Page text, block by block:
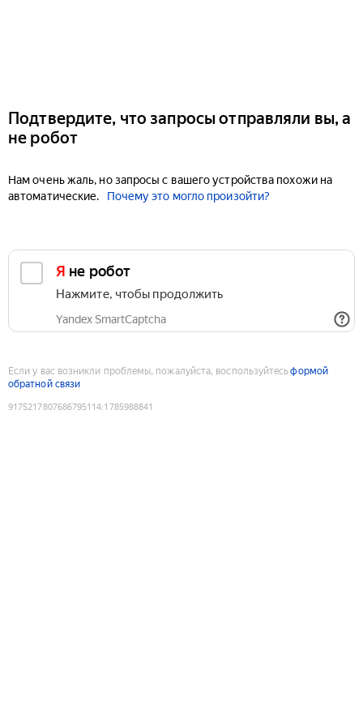
Подтвердите, что запросы отправляли вы, а
не робот
Нам очень жаль, но запросы с вашего устройства похожи на
автоматические.
Почему это могло произойти?
Я не робот
Нажмите, чтобы продолжить
Yandex SmartCaptcha
Если у вас возникли проблемы, пожалуйста, воспользуйтесьформой
обратной связи
9175217807686795114:1785988841